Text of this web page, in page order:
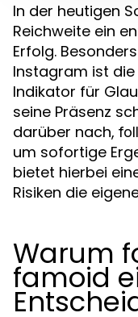
In der heutigen
Reichweite ein
Erfolg.
Instagram ist
Indikator für
seine Präsenz
darüber nach,
um sofortige
bietet hierbei
Risiken die
Warum
famoid